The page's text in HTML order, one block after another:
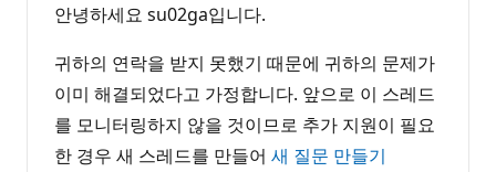
안녕하세요 su02ga입니다.
귀하의 연락을 받지 못했기 때문에 귀하의 문제가
이미 해결되었다고 가정합니다. 앞으로 이 스레드
를 모니터링하지 않을 것이므로 추가 지원이 필요
한 경우 새 스레드를 만들어 새 질문 만들기